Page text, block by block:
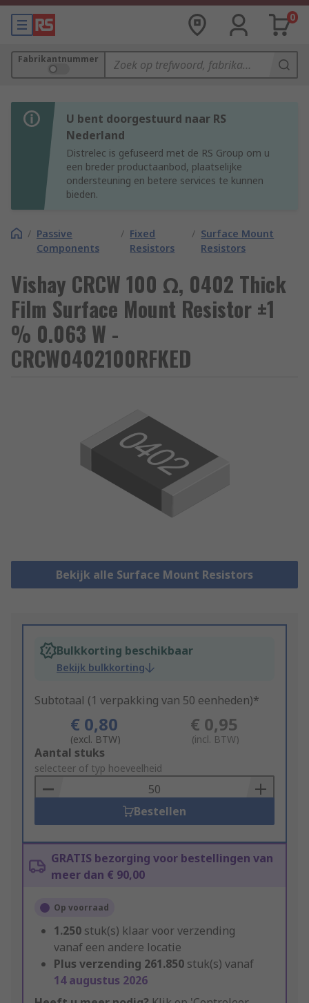
0
Fabrikantnummer
U bent doorgestuurd naar RS
Nederland
Distrelec is gefuseerd met de RS Group om u
een breder productaanbod, plaatselijke
ondersteuning en betere services te kunnen
bieden.
/ Passive
Components
/ Fixed
Resistors
/ Surface Mount
Resistors
Vishay CRCW 100 Ω, 0402 Thick
Film Surface Mount Resistor ±1
% 0.063 W -
CRCW0402100RFKED
Bekijk alle Surface Mount Resistors
Bulkkorting beschikbaar
Bekijk bulkkorting
Subtotaal (1 verpakking van 50 eenheden)*
€ 0,80
(excl. BTW)
€ 0,95
(incl. BTW)
Add
to
Basket
Aantal stuks
selecteer of typ hoeveelheid
Bestellen
GRATIS bezorging voor bestellingen van
meer dan € 90,00
Op voorraad
1.250 stuk(s) klaar voor verzending
vanaf een andere locatie
Plus verzending 261.850 stuk(s) vanaf
14 augustus 2026